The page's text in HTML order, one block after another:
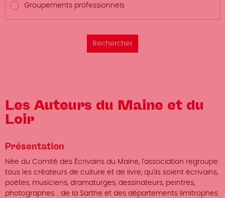
Groupements professionnels
Les Auteurs du Maine et du
Loir
Présentation
Née du Comité des Écrivains du Maine, l'association regroupe
tous les créateurs de culture et de livre, qu'ils soient écrivains,
poètes, musiciens, dramaturges, dessinateurs, peintres,
photographes... de la Sarthe et des départements limitrophes.